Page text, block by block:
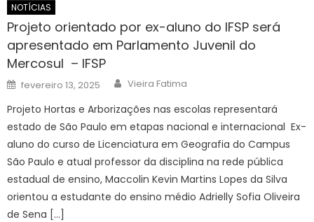
NOTÍCIAS
Projeto orientado por ex-aluno do IFSP será
apresentado em Parlamento Juvenil do
Mercosul – IFSP
Posted
on
fevereiro 13, 2025 Author
Vieira Fatima
Projeto Hortas e Arborizações nas escolas representará
estado de São Paulo em etapas nacional e internacional Ex-
aluno do curso de Licenciatura em Geografia do Campus
São Paulo e atual professor da disciplina na rede pública
estadual de ensino, Maccolin Kevin Martins Lopes da Silva
orientou a estudante do ensino médio Adrielly Sofia Oliveira
de Sena […]